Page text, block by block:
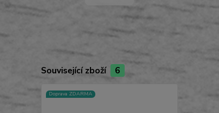
Související zboží 6
Doprava ZDARMA